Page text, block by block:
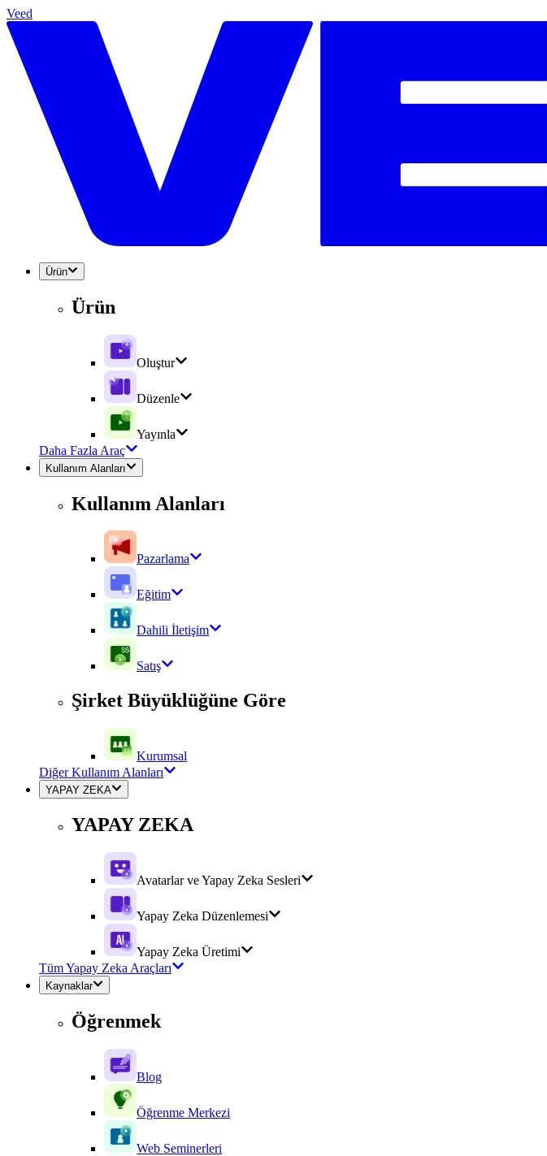
Veed
Ürün
Ürün
Oluştur
Düzenle
Yayınla
Daha Fazla Araç
Kullanım Alanları
Kullanım Alanları
Pazarlama
Eğitim
Dahili İletişim
Satış
Şirket Büyüklüğüne Göre
Kurumsal
Diğer Kullanım Alanları
YAPAY ZEKA
YAPAY ZEKA
Avatarlar ve Yapay Zeka Sesleri
Yapay Zeka Düzenlemesi
Yapay Zeka Üretimi
Tüm Yapay Zeka Araçları
Kaynaklar
Öğrenmek
Blog
Öğrenme Merkezi
Web Seminerleri